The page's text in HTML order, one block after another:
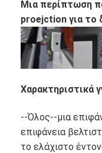
Μια περίπτωση
proejction για το
Χαρακτηριστικά
--Όλος--μια
επιφάνεια
το ελάχιστο